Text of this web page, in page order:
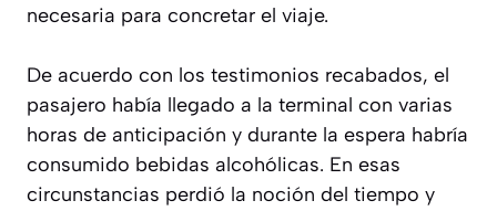
necesaria para concretar el viaje.
De acuerdo con los testimonios recabados, el
pasajero había llegado a la terminal con varias
horas de anticipación y durante la espera habría
consumido bebidas alcohólicas. En esas
circunstancias perdió la noción del tiempo y